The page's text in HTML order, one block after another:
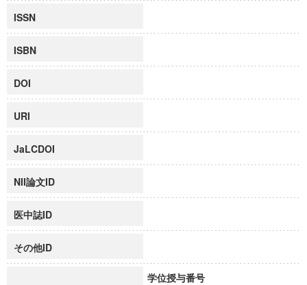
ISSN
ISBN
DOI
URI
JaLCDOI
NII論文ID
医中誌ID
その他ID
学位授与番号